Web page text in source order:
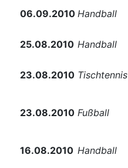
06.09.2010 Handball
25.08.2010 Handball
23.08.2010 Tischtennis
23.08.2010 Fußball
16.08.2010 Handball